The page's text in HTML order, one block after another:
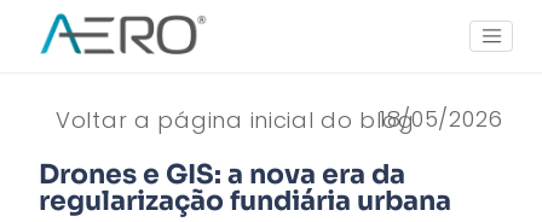
18/05/2026
Voltar a página inicial do blog
Drones e GIS: a nova era da
regularização fundiária urbana